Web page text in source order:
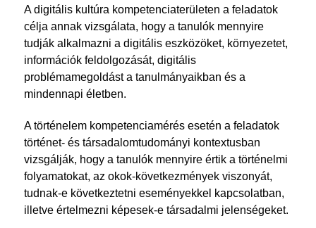
A digitális kultúra kompetenciaterületen a feladatok
célja annak vizsgálata, hogy a tanulók mennyire
tudják alkalmazni a digitális eszközöket, környezetet,
információk feldolgozását, digitális
problémamegoldást a tanulmányaikban és a
mindennapi életben.
A történelem kompetenciamérés esetén a feladatok
történet- és társadalomtudományi kontextusban
vizsgálják, hogy a tanulók mennyire értik a történelmi
folyamatokat, az okok-következmények viszonyát,
tudnak-e következtetni eseményekkel kapcsolatban,
illetve értelmezni képesek-e társadalmi jelenségeket.